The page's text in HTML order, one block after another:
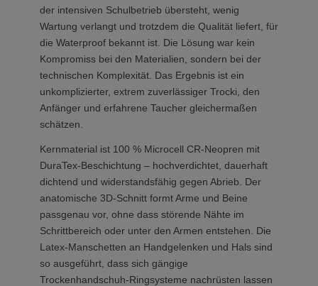
der intensiven Schulbetrieb übersteht, wenig
Wartung verlangt und trotzdem die Qualität liefert, für
die Waterproof bekannt ist. Die Lösung war kein
Kompromiss bei den Materialien, sondern bei der
technischen Komplexität. Das Ergebnis ist ein
unkomplizierter, extrem zuverlässiger Trocki, den
Anfänger und erfahrene Taucher gleichermaßen
schätzen.
Kernmaterial ist 100 % Microcell CR-Neopren mit
DuraTex-Beschichtung – hochverdichtet, dauerhaft
dichtend und widerstandsfähig gegen Abrieb. Der
anatomische 3D-Schnitt formt Arme und Beine
passgenau vor, ohne dass störende Nähte im
Schrittbereich oder unter den Armen entstehen. Die
Latex-Manschetten an Handgelenken und Hals sind
so ausgeführt, dass sich gängige
Trockenhandschuh-Ringsysteme nachrüsten lassen